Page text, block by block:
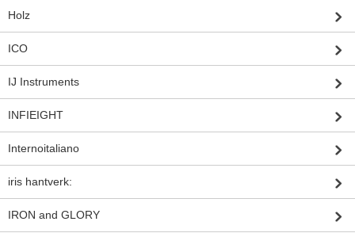
Holz
ICO
IJ Instruments
INFIEIGHT
Internoitaliano
iris hantverk:
IRON and GLORY